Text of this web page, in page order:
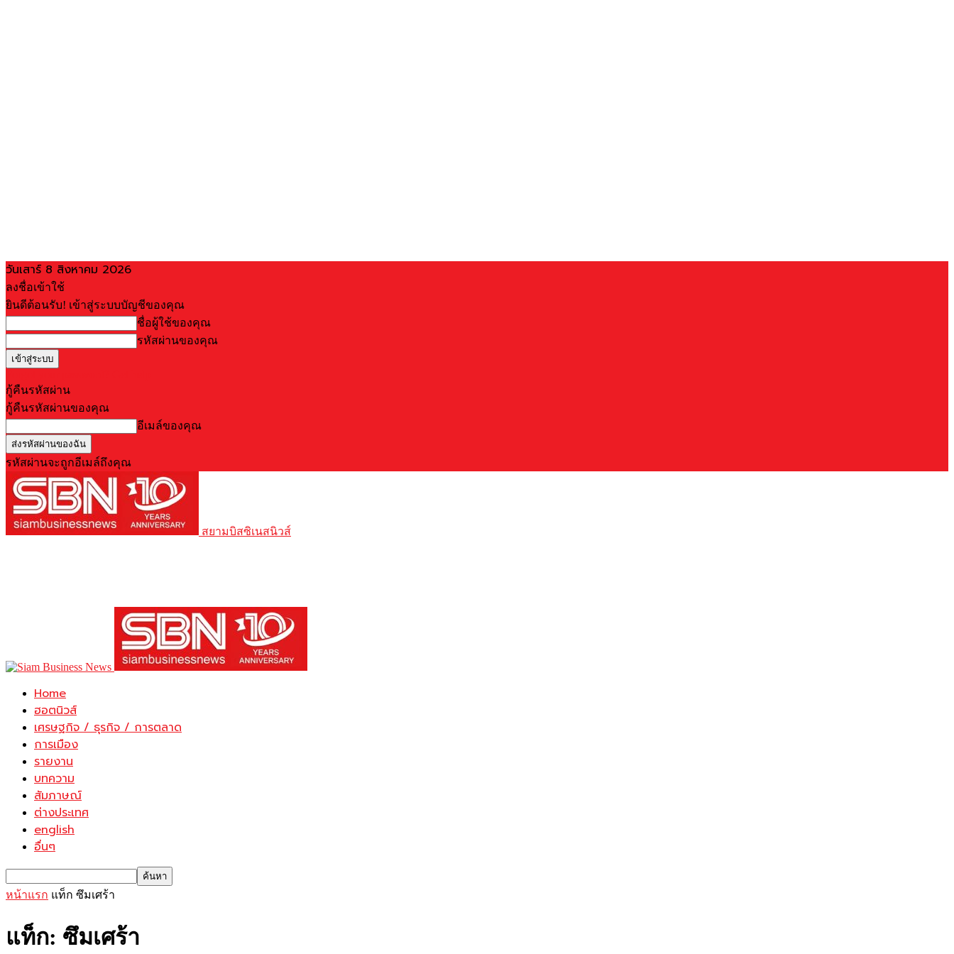
วันเสาร์ 8 สิงหาคม 2026
ลงชื่อเข้าใช้
ยินดีต้อนรับ! เข้าสู่ระบบบัญชีของคุณ
ชื่อผู้ใช้ของคุณ
รหัสผ่านของคุณ
กู้คืนรหัสผ่าน
กู้คืนรหัสผ่านของคุณ
อีเมล์ของคุณ
รหัสผ่านจะถูกอีเมล์ถึงคุณ
สยามบิสซิเนสนิวส์
Home
ฮอตนิวส์
เศรษฐกิจ / ธุรกิจ / การตลาด
การเมือง
รายงาน
บทความ
สัมภาษณ์
ต่างประเทศ
english
อื่นๆ
หน้าแรก แท็ก ซึมเศร้า
แท็ก: ซึมเศร้า